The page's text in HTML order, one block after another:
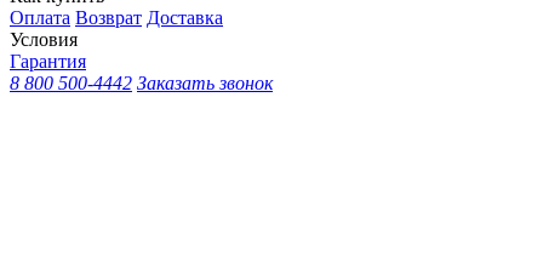
Оплата Возврат Доставка
Условия
Гарантия
8 800 500-4442 Заказать звонок